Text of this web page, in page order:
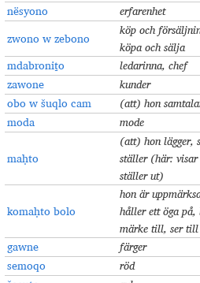
nësyono erfarenhet
zwono w zebono
köp och
köpa och sälja
mdabroniṯo ledarinna, chef
zawone kunder
obo w šuqlo cam (att) hon
moda mode
maḥto
(att) hon lägger,
ställer (här:
ställer ut)
komaḥto bolo
hon är
håller ett öga på,
märke till, ser
gawne färger
semoqo röd